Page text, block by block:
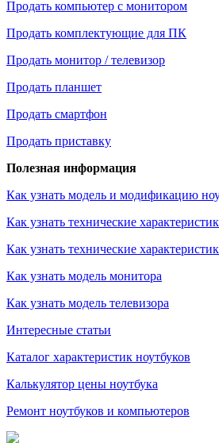
Продать компьютер с монитором
Продать комплектующие для ПК
Продать монитор / телевизор
Продать планшет
Продать смартфон
Продать приставку
Полезная информация
Как узнать модель и модификацию
Как узнать технические
Как узнать технические
Как узнать модель монитора
Как узнать модель телевизора
Интересные статьи
Каталог характеристик ноутбуков
Калькулятор цены ноутбука
Ремонт ноутбуков и компьютеров